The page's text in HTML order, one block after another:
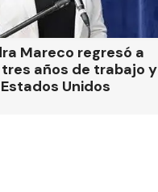
Mareco regresó a
años de trabajo y
Unidos